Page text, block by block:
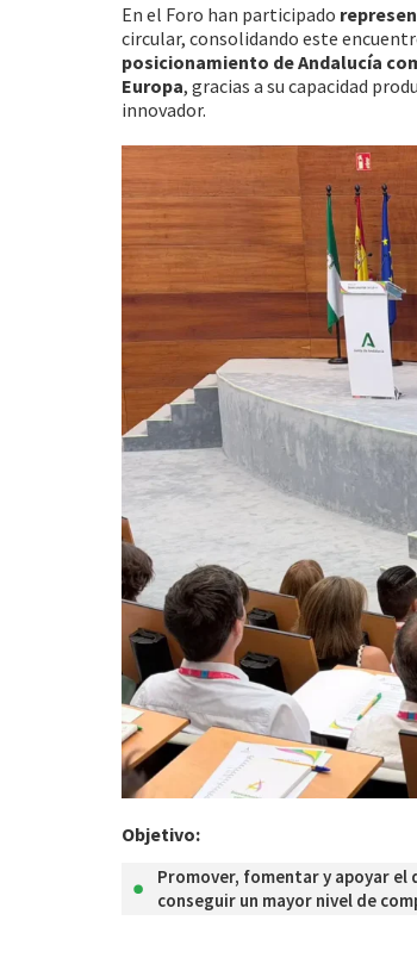
En el Foro han participado
circular, consolidando este
posicionamiento de Andalucía
Europa, gracias a su capacidad
innovador.
Objetivo:
Promover, fomentar y apoyar el
conseguir un mayor nivel de